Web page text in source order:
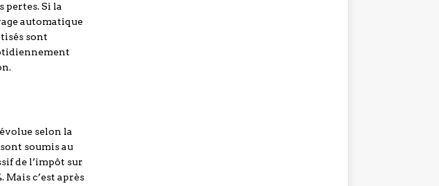
pertes. Si la
automatique
sont
selon la
soumis au
de l’impôt sur
Mais c’est après